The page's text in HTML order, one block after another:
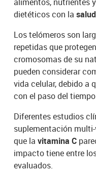
alimentos, nutrientes
dietéticos con la
Los telómeros son
repetidas que
cromosomas de su
pueden considerar
vida celular, debido a
con el paso del
Diferentes estudios
suplementación
que lavitamina C
impacto tiene entre
evaluados.